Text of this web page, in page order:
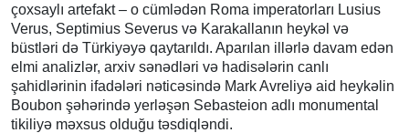
çoxsaylı artefakt – o cümlədən Roma imperatorları Lusius
Verus, Septimius Severus və Karakallanın heykəl və
büstləri də Türkiyəyə qaytarıldı. Aparılan illərlə davam edən
elmi analizlər, arxiv sənədləri və hadisələrin canlı
şahidlərinin ifadələri nəticəsində Mark Avreliyə aid heykəlin
Boubon şəhərində yerləşən Sebasteion adlı monumental
tikiliyə məxsus olduğu təsdiqləndi.